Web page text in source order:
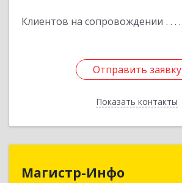
Клиентов на сопровождении
Отправить заявку
Показать контакты
Отправить заявку
Назад
Магистр-Инфо